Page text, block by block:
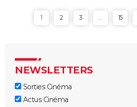
1 2 3 15
NEWSLETTERS
Sorties Cinéma
Actus Cinéma